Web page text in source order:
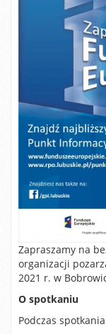
Zapraszamy na
organizacji
2021 r. w
O spotkaniu
Podczas